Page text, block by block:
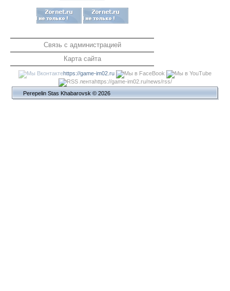
Связь с администрацией
Карта сайта
https://game-im02.ru
https://game-im02.ru/news/rss/
Perepelin Stas Khabarovsk © 2026